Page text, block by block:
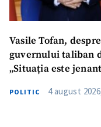
Vasile Tofan,
guvernului taliban
„Situația este
POLITIC 4 august